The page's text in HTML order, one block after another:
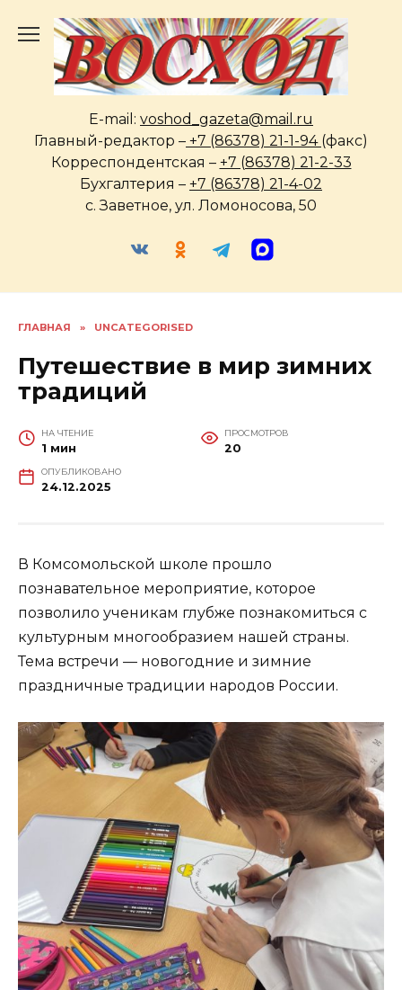
содержанию
E-mail: voshod_gazeta@mail.ru
Главный-редактор – +7 (86378) 21-1-94 (факс)
Корреспондентская – +7 (86378) 21-2-33
Бухгалтерия – +7 (86378) 21-4-02
с. Заветное, ул. Ломоносова, 50
ГЛАВНАЯ » UNCATEGORISED
Путешествие в мир зимних
традиций
НА ЧТЕНИЕ
1 мин
ПРОСМОТРОВ
20
ОПУБЛИКОВАНО
24.12.2025
В Комсомольской школе прошло
познавательное мероприятие, которое
позволило ученикам глубже познакомиться с
культурным многообразием нашей страны.
Тема встречи — новогодние и зимние
праздничные традиции народов России.